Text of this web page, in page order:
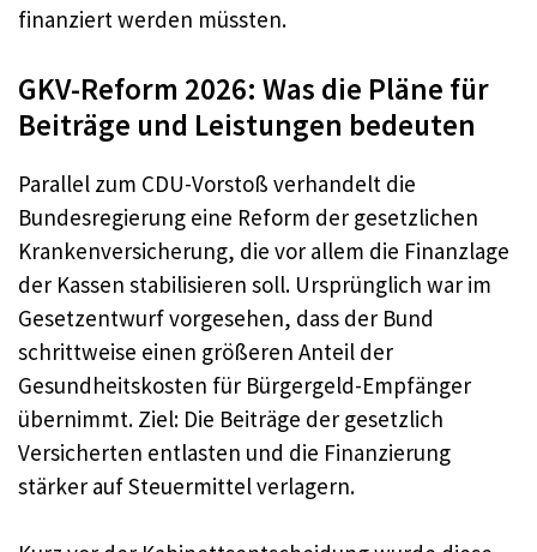
finanziert werden müssten.
GKV-Reform 2026: Was die Pläne für
Beiträge und Leistungen bedeuten
Parallel zum CDU-Vorstoß verhandelt die
Bundesregierung eine Reform der gesetzlichen
Krankenversicherung, die vor allem die Finanzlage
der Kassen stabilisieren soll. Ursprünglich war im
Gesetzentwurf vorgesehen, dass der Bund
schrittweise einen größeren Anteil der
Gesundheitskosten für Bürgergeld-Empfänger
übernimmt. Ziel: Die Beiträge der gesetzlich
Versicherten entlasten und die Finanzierung
stärker auf Steuermittel verlagern.